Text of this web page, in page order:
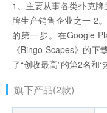
1。主要从事各类扑克
牌生产销售企业之一 2
的第一步。在Google
《Bingo Scapes》的
了“创收最高”的第2名和“
旗下产品(2款)